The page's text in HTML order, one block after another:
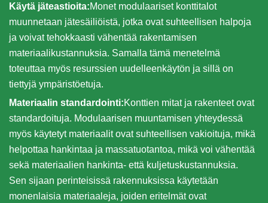
Käytä jäteastioita:Monet modulaariset konttitalot
muunnetaan jätesäiliöistä, jotka ovat suhteellisen halpoja
ja voivat tehokkaasti vähentää rakentamisen
materiaalikustannuksia. Samalla tämä menetelmä
toteuttaa myös resurssien uudelleenkäytön ja sillä on
tiettyjä ympäristöetuja.
Materiaalin standardointi:Konttien mitat ja rakenteet ovat
standardoituja. Modulaarisen muuntamisen yhteydessä
myös käytetyt materiaalit ovat suhteellisen vakioituja, mikä
helpottaa hankintaa ja massatuotantoa, mikä voi vähentää
sekä materiaalien hankinta- että kuljetuskustannuksia.
Sen sijaan perinteisissä rakennuksissa käytetään
monenlaisia materiaaleja, joiden eritelmät ovat